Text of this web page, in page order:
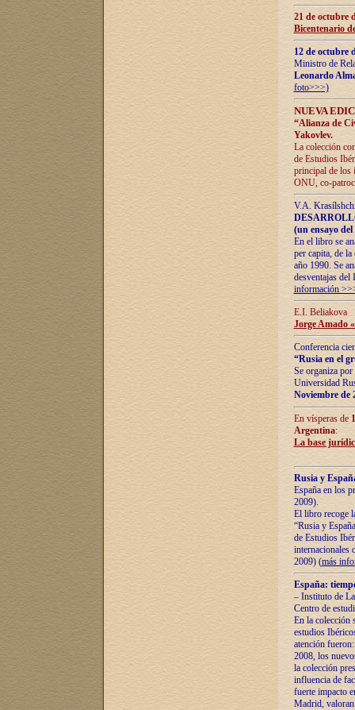
21 de octubre
Bicentenario
12 de octubre
Ministro de
Leonardo
foto>>>)
NUEVA
“Alianza de
Yakovlev.
La colección
de Estudios
principal de los
ONU, co-
V.A.
(un ensayo
En el libro se
per capita, de
año 1990. Se
desventajas
información
E.I. Beliakova
Jorge Amado
Conferencia
“Rusia en el
Se organiza
Universidad
Noviembre de
En vísperas de
Argentina:
La base
Rusia y
España en los
2009).
El libro recoge
“Rusia y
de Estudios
internacionales
2009) (más
España:
– Instituto de
Centro de
En la colección
estudios
atención
2008, los
la colección
influencia de
fuerte impacto
Madrid,